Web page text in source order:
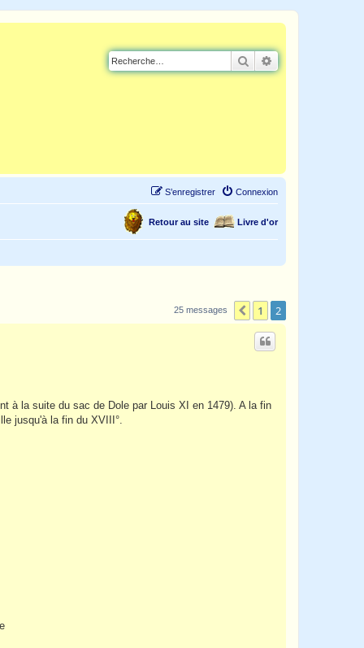
Rechercher
Connexion
S’enregistrer
Livre d'or
Retour au site
25 messages Précédente
1 2
à la suite du sac de Dole par Louis XI en 1479). A la fin
jusqu'à la fin du XVIII°.